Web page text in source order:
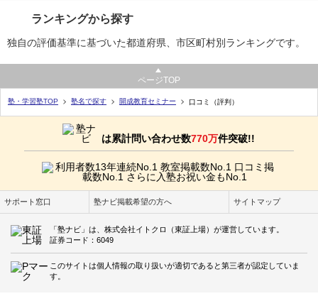
ランキングから探す
独自の評価基準に基づいた都道府県、市区町村別ランキングです。
ページTOP
塾・学習塾TOP 塾名で探す 開成教育セミナー 口コミ（評判）
は累計問い合わせ数770万件突破!!
サポート窓口 塾ナビ掲載希望の方へ サイトマップ
「塾ナビ」は、株式会社イトクロ（東証上場）が運営しています。
証券コード：6049
このサイトは個人情報の取り扱いが適切であると第三者が認定していま
す。